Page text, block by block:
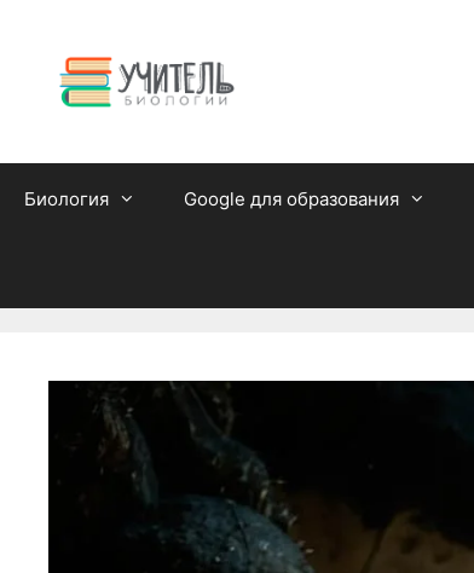
содержимому
Биология Google для образования